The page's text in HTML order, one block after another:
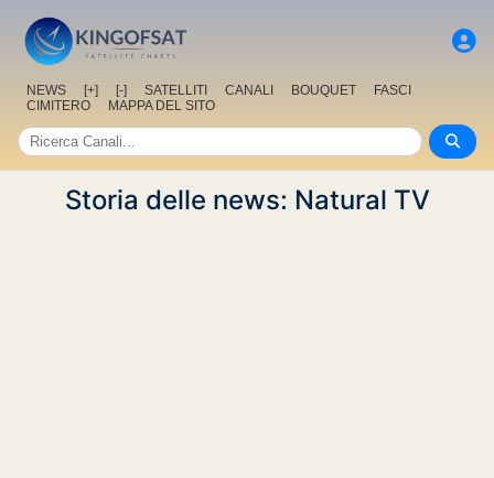
NEWS [+] [-] SATELLITI CANALI BOUQUET
FASCI
CIMITERO
MAPPA DEL SITO
Storia delle news: Natural TV